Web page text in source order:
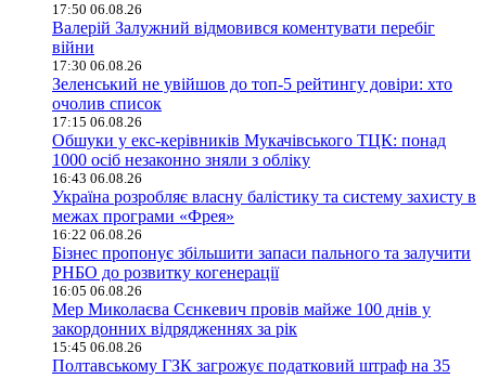
17:50 06.08.26
Валерій Залужний відмовився коментувати перебіг
війни
17:30 06.08.26
Зеленський не увійшов до топ-5 рейтингу довіри: хто
очолив список
17:15 06.08.26
Обшуки у екс-керівників Мукачівського ТЦК: понад
1000 осіб незаконно зняли з обліку
16:43 06.08.26
Україна розробляє власну балістику та систему захисту в
межах програми «Фрея»
16:22 06.08.26
Бізнес пропонує збільшити запаси пального та залучити
РНБО до розвитку когенерації
16:05 06.08.26
Мер Миколаєва Сєнкевич провів майже 100 днів у
закордонних відрядженнях за рік
15:45 06.08.26
Полтавському ГЗК загрожує податковий штраф на 35